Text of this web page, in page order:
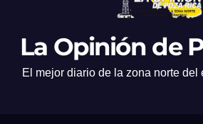
La Opinión de
El mejor diario de la zona norte del